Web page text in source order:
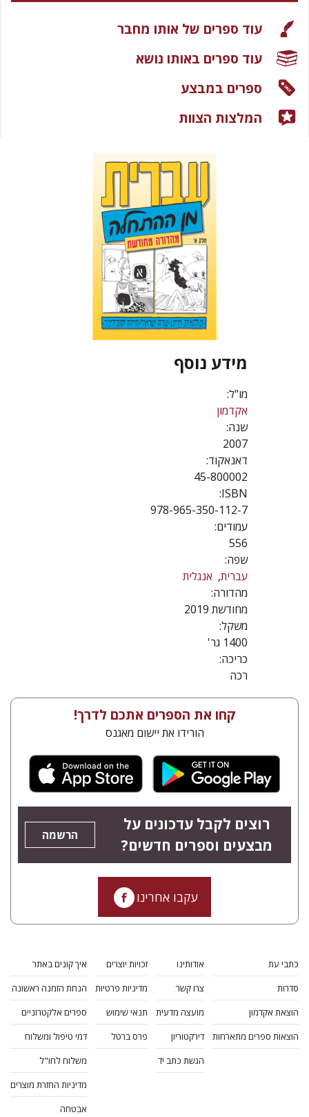
מידע נוסף
מו"ל:
אקדמון
שנה:
2007
דאנאקוד:
45-800002
ISBN:
978-965-350-112-7
עמודים:
556
שפה:
עברית אנגלית
מהדורה:
מחודשת 2019
משקל:
1400 גר'
כריכה:
רכה
עוד ספרים של אותו מחבר
עוד ספרים באותו נושא
ספרים במבצע
המלצות הצוות
קחו את הספרים אתכם לדרך!
הורידו את יישום מאגנס
רוצים לקבל עדכונים על
מבצעים וספרים חדשים?
הרשמה
עקבו אחרינו
כתבי עת
סדרות
הוצאת אקדמון
הוצאות ספרים מתארחות
אודותינו
צרו קשר
מועצה מדעית
דירקטוריון
הגשת כתב יד
זכויות יוצרים
מדיניות פרטיות
תנאי שימוש
פרס ברטל
איך קונים באתר
הנחת הזמנה ראשונה
ספרים אלקטרוניים
דמי טיפול ומשלוח
משלוח לחו"ל
מדיניות החזרת מוצרים
אבטחה